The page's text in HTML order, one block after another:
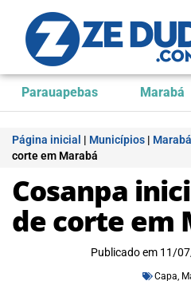
Parauapebas Marabá
Página inicial | Municípios | Marabá
corte em Marabá
Cosanpa
de corte em
Publicado em 11/
Capa,